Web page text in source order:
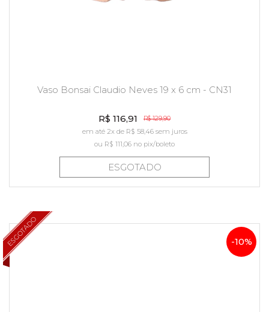
Vaso Bonsai Claudio Neves 19 x 6 cm - CN31
R$ 116,91 R$ 129,90
em até 2x de R$ 58,46 sem juros
ou R$ 111,06 no pix/boleto
ESGOTADO
ESGOTADO -10%